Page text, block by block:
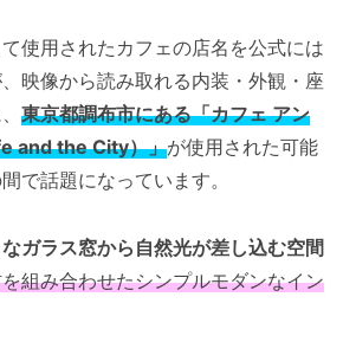
使用されたカフェの店名を公式には
映像から読み取れる内装・外観・座
東京都調布市にある「カフェ アン
and the City）」が使用された可能
で話題になっています。
ガラス窓から自然光が差し込む空間
組み合わせたシンプルモダンなイン